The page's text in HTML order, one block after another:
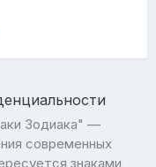
Зодиака" —
современных
знаками